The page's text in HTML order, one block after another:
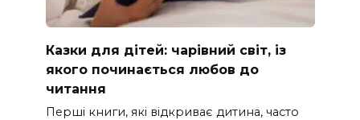
Казки для дітей: чарівний світ, із
якого починається любов до
читання
Перші книги, які відкриває дитина, часто